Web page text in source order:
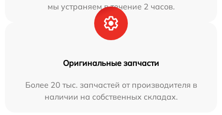
мы устраняем в течение 2 часов.
Оригинальные запчасти
Более 20 тыс. запчастей от производителя в
наличии на собственных складах.